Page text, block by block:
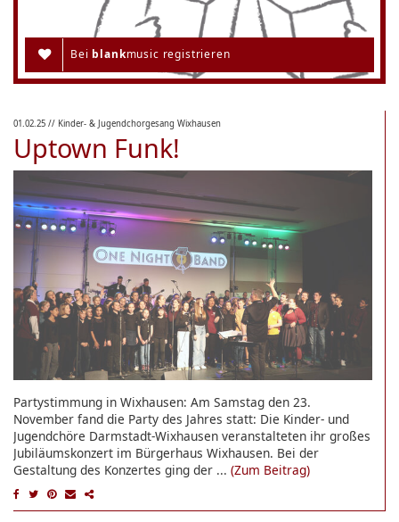
Bei blankmusic registrieren
01.02.25 // Kinder- & Jugendchorgesang Wixhausen
Uptown Funk!
Partystimmung in Wixhausen: Am Samstag den 23.
November fand die Party des Jahres statt: Die Kinder- und
Jugendchöre Darmstadt-Wixhausen veranstalteten ihr großes
Jubiläumskonzert im Bürgerhaus Wixhausen. Bei der
Gestaltung des Konzertes ging der ... (Zum Beitrag)